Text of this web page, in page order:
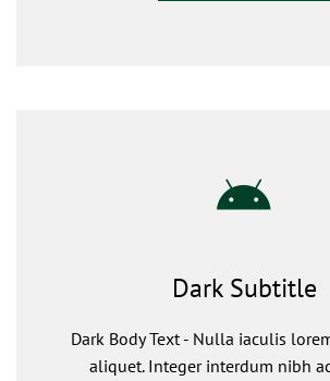
Dark Subtitle
Dark Body Text - Nulla iaculis
aliquet. Integer interdum nibh